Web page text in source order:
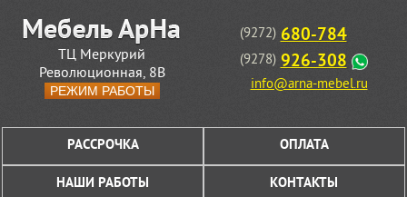
ТЦ Меркурий
Революционная, 8В
РЕЖИМ РАБОТЫ
(9272) 680-784
(9278) 926-308
info@arna-mebel.ru
РАССРОЧКА ОПЛАТА
НАШИ РАБОТЫ КОНТАКТЫ